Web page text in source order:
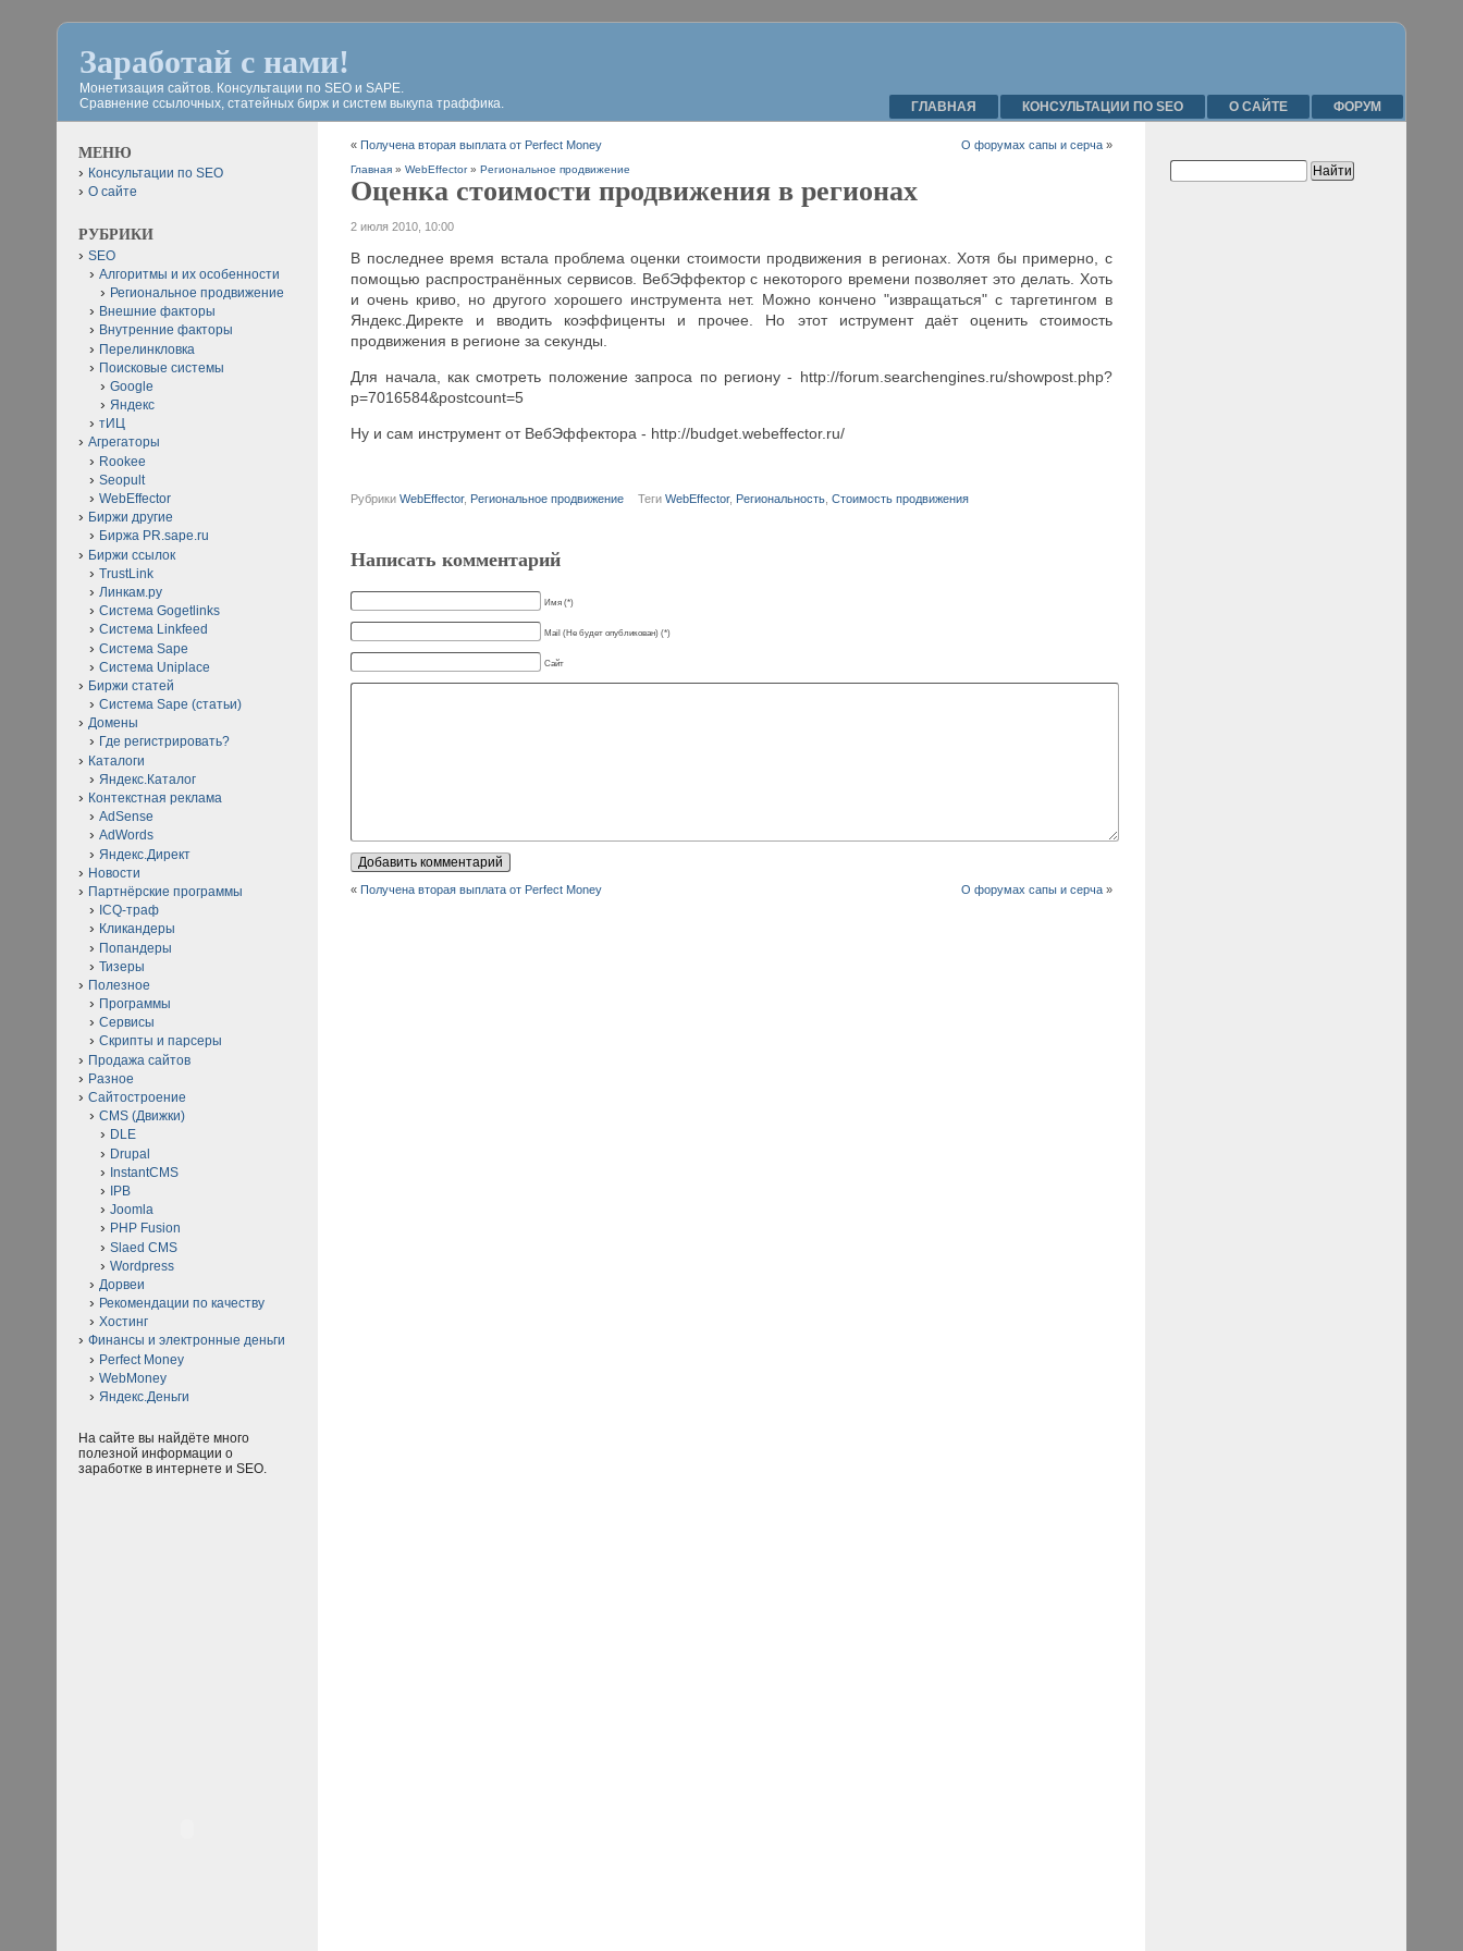
Заработай с нами!
Монетизация сайтов. Консультации по SEO и SAPE.
Сравнение ссылочных, статейных бирж и систем выкупа траффика.
ГЛАВНАЯ КОНСУЛЬТАЦИИ ПО SEO О САЙТЕ ФОРУМ
«Получена вторая выплата от Perfect Money О форумах сапы и серча»
Главная »WebEffector»Региональное продвижение
Оценка стоимости продвижения в регионах
2 июля 2010, 10:00
В последнее время встала проблема оценки стоимости продвижения в регионах. Хотя бы примерно, с
помощью распространённых сервисов. ВебЭффектор с некоторого времени позволяет это делать. Хоть
и очень криво, но другого хорошего инструмента нет. Можно кончено "извращаться" с таргетингом в
Яндекс.Директе и вводить коэффиценты и прочее. Но этот иструмент даёт оценить стоимость
продвижения в регионе за секунды.
Для начала, как смотреть положение запроса по региону - http://forum.searchengines.ru/showpost.php?
p=7016584&postcount=5
Ну и сам инструмент от ВебЭффектора - http://budget.webeffector.ru/
РубрикиWebEffector, Региональное продвижение ТегиWebEffector, Региональность ,Стоимость продвижения
Написать комментарий
Имя (*)
Mail (Не будет опубликован) (*)
Сайт
«Получена вторая выплата от Perfect Money О форумах сапы и серча»
МЕНЮ
Консультации по SEO
О сайте
РУБРИКИ
SEO
Алгоритмы и их особенности
Региональное продвижение
Внешние факторы
Внутренние факторы
Перелинкловка
Поисковые системы
Google
Яндекс
тИЦ
Агрегаторы
Rookee
Seopult
WebEffector
Биржи другие
Биржа PR.sape.ru
Биржи ссылок
TrustLink
Линкам.ру
Система Gogetlinks
Система Linkfeed
Система Sape
Система Uniplace
Биржи статей
Система Sape (статьи)
Домены
Где регистрировать?
Каталоги
Яндекс.Каталог
Контекстная реклама
AdSense
AdWords
Яндекс.Директ
Новости
Партнёрские программы
ICQ-траф
Кликандеры
Попандеры
Тизеры
Полезное
Программы
Сервисы
Скрипты и парсеры
Продажа сайтов
Разное
Сайтостроение
CMS (Движки)
DLE
Drupal
InstantCMS
IPB
Joomla
PHP Fusion
Slaed CMS
Wordpress
Дорвеи
Рекомендации по качеству
Хостинг
Финансы и электронные деньги
Perfect Money
WebMoney
Яндекс.Деньги
На сайте вы найдёте много
полезной информации о
заработке в интернете и SEO.